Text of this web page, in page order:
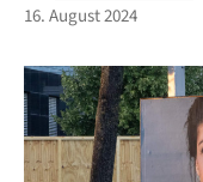
16. August 2024